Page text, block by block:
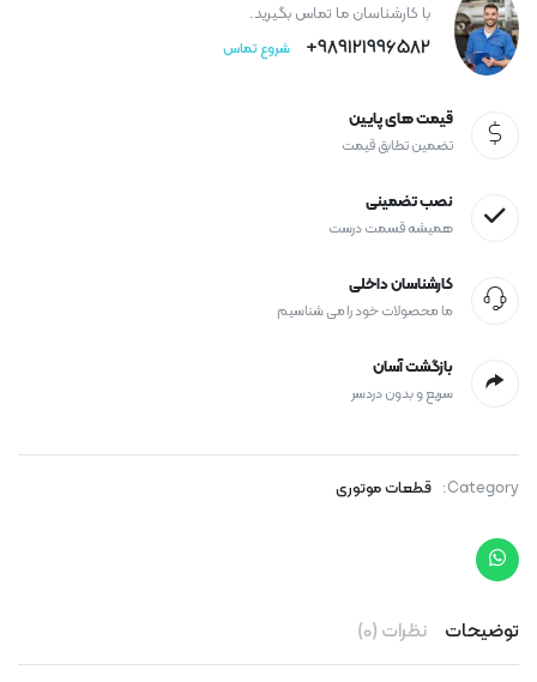
با کارشناسان ما تماس بگیرید.
989121996582+ شروع تماس
قیمت های پایین
تضمین تطابق قیمت
نصب تضمینی
همیشه قسمت درست
کارشناسان داخلی
ما محصولات خود را می شناسیم
بازگشت آسان
سریع و بدون دردسر
Category: قطعات موتوری
توضیحات نظرات (0)